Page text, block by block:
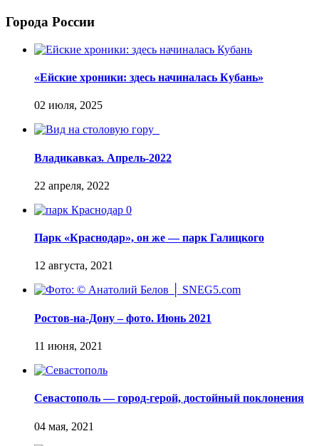
Города России
«Ейские хроники: здесь начиналась Кубань»
Владикавказ. Апрель-2022
Парк «Краснодар», он же — парк Галицкого
Ростов-на-Дону – фото. Июнь 2021
Севастополь — город-герой, достойный поклонения